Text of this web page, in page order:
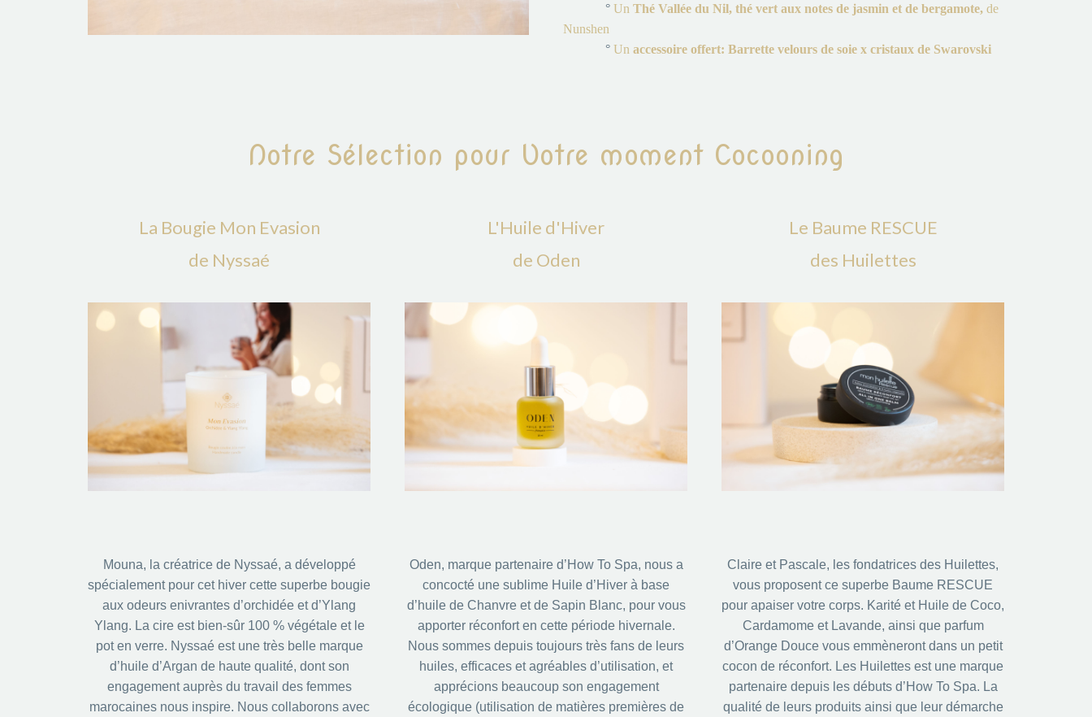
° Un Thé Vallée du Nil, thé vert aux notes de jasmin et de bergamote, de
Nunshen
° Un accessoire offert: Barrette velours de soie x cristaux de Swarovski
Notre Sélection pour Votre moment Cocooning
La Bougie Mon Evasion
de Nyssaé
Mouna, la créatrice de Nyssaé, a développé
spécialement pour cet hiver cette superbe bougie
aux odeurs enivrantes d’orchidée et d’Ylang
Ylang. La cire est bien-sûr 100 % végétale et le
pot en verre. Nyssaé est une très belle marque
d’huile d’Argan de haute qualité, dont son
engagement auprès du travail des femmes
marocaines nous inspire. Nous collaborons avec
L'Huile d'Hiver
de Oden
Oden, marque partenaire d’How To Spa, nous a
concocté une sublime Huile d’Hiver à base
d’huile de Chanvre et de Sapin Blanc, pour vous
apporter réconfort en cette période hivernale.
Nous sommes depuis toujours très fans de leurs
huiles, efficaces et agréables d’utilisation, et
apprécions beaucoup son engagement
écologique (utilisation de matières premières de
Le Baume RESCUE
des Huilettes
Claire et Pascale, les fondatrices des Huilettes,
vous proposent ce superbe Baume RESCUE
pour apaiser votre corps. Karité et Huile de Coco,
Cardamome et Lavande, ainsi que parfum
d’Orange Douce vous emmèneront dans un petit
cocon de réconfort. Les Huilettes est une marque
partenaire depuis les débuts d’How To Spa. La
qualité de leurs produits ainsi que leur démarche